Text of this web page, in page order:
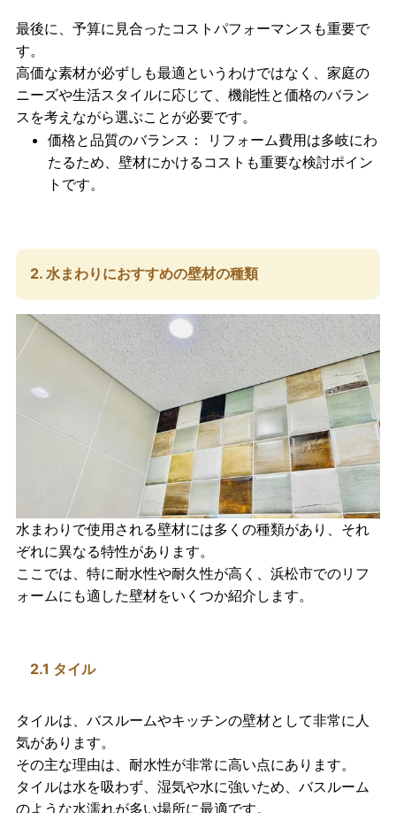
最後に、予算に見合った コストパフォーマンス も重要で
す。
高価な素材が必ずしも最適というわけではなく、家庭の
ニーズや生活スタイルに応じて、 機能性と価格のバラン
ス を考えながら選ぶことが必要です。
価格と品質のバランス ： リフォーム費用は多岐にわ
たるため、壁材にかけるコストも重要な検討ポイン
トです。
2. 水まわりにおすすめの壁材の種類
水まわりで使用される壁材には多くの種類があり、それ
ぞれに異なる特性があります。
ここでは、特に耐水性や耐久性が高く、浜松市でのリフ
ォームにも適した壁材をいくつか紹介します。
2.1 タイル
タイルは、バスルームやキッチンの壁材として非常に人
気があります。
その主な理由は、 耐水性が非常に高い点にあります。
タイルは水を吸わず、湿気や水に強いため、バスルーム
のような水濡れが多い場所に最適です。